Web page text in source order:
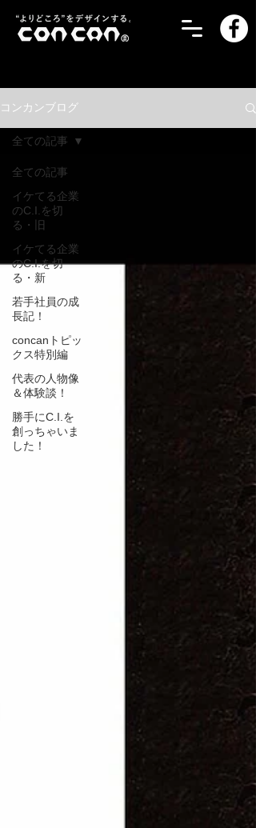
コンカンブログ
全ての記事
イケてる企業
のC.I.を切
る・旧
イケてる企業
のC.I.を切
る・新
若手社員の成
長記！
concanトピッ
クス特別編
代表の人物像
＆体験談！
勝手にC.I.を
創っちゃいま
した！
全ての記事